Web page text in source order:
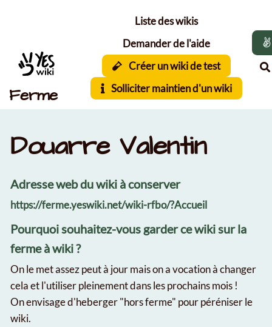
Ferme
Liste des wikis
Demander de l'aide
Créer un wiki de test
Solliciter maintien d'un wiki
Douarre Valentin
Adresse web du wiki à conserver
https://ferme.yeswiki.net/wiki-rfbo/?Accueil
Pourquoi souhaitez-vous garder ce wiki sur la
ferme à wiki ?
On le met assez peut à jour mais on a vocation à changer
cela et l'utiliser pleinement dans les prochains mois !
On envisage d'heberger "hors ferme" pour péréniser le
wiki.